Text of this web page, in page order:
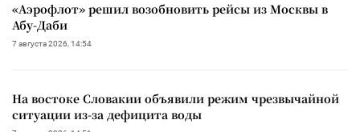
«Аэрофлот» решил возобновить рейсы из Москвы в
Абу-Даби
7 августа 2026, 14:54
На востоке Словакии объявили режим чрезвычайной
ситуации из-за дефицита воды